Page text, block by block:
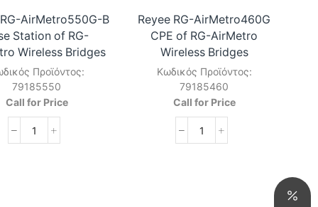
AirMetro550G-B
Station of RG-
Wireless Bridges
Προϊόντος:
79185550
Call for Price
Reyee
Reyee RG-AirMetro460G
CPE of RG-AirMetro
Wireless Bridges
Κωδικός Προϊόντος:
79185460
Call for Price
Reyee